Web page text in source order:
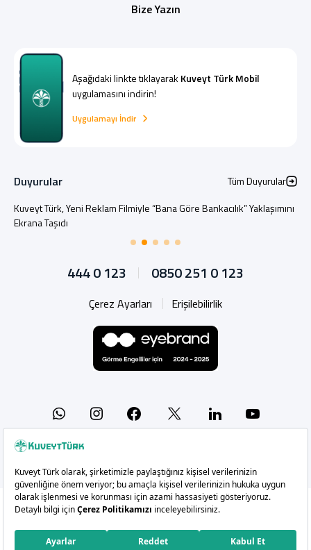
Bize Yazın
Aşağıdaki linkte tıklayarak Kuveyt Türk Mobil
uygulamasını indirin!
Uygulamayı İndir
Duyurular
Tüm Duyurular
Kuveyt Türk, Yeni Reklam Filmiyle “Bana Göre Bankacılık” Yaklaşımını
Ekrana Taşıdı
444 0 123 0850 251 0 123
Çerez Ayarları Erişilebilirlik
WhatsappInstagramFacebook Linkedin
Copyright 2026 Kuveyt Türk Katılım Bankası A.Ş.